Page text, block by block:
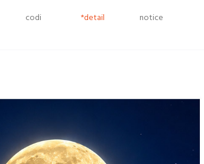
codi *detail notice